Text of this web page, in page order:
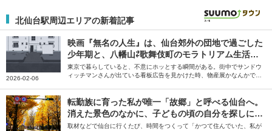
北仙台駅周辺エリアの新着記事
2026-02-06
映画『無名の人生』は、仙台郊外の団地で過ごした
少年期と、八幡山⇄歌舞伎町のモラトリアム生活か
ら生まれた｜文・鈴木竜也（映画監督）
東京で暮らしていると、不意にホッとする瞬間がある。街中でサンドウ
ィッチマンさんが出ている看板広告を見かけた時、物産展かなんかで萩
ごした仙台と、モラトリアム期間を過ごした八幡山での日々を綴ってい
ただきました。
転勤族に育った私が唯一「故郷」と呼べる仙台へ。
消えた景色のなかに、子どもの頃の自分を探しに行
く｜文・白央篤司
取材などで仙台に行くたび、時間をつくって「かつて住んでいた、私が